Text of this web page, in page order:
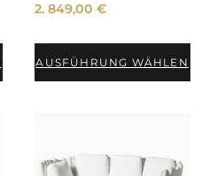
2. 849,00 €
AUSFÜHRUNG WÄHLEN